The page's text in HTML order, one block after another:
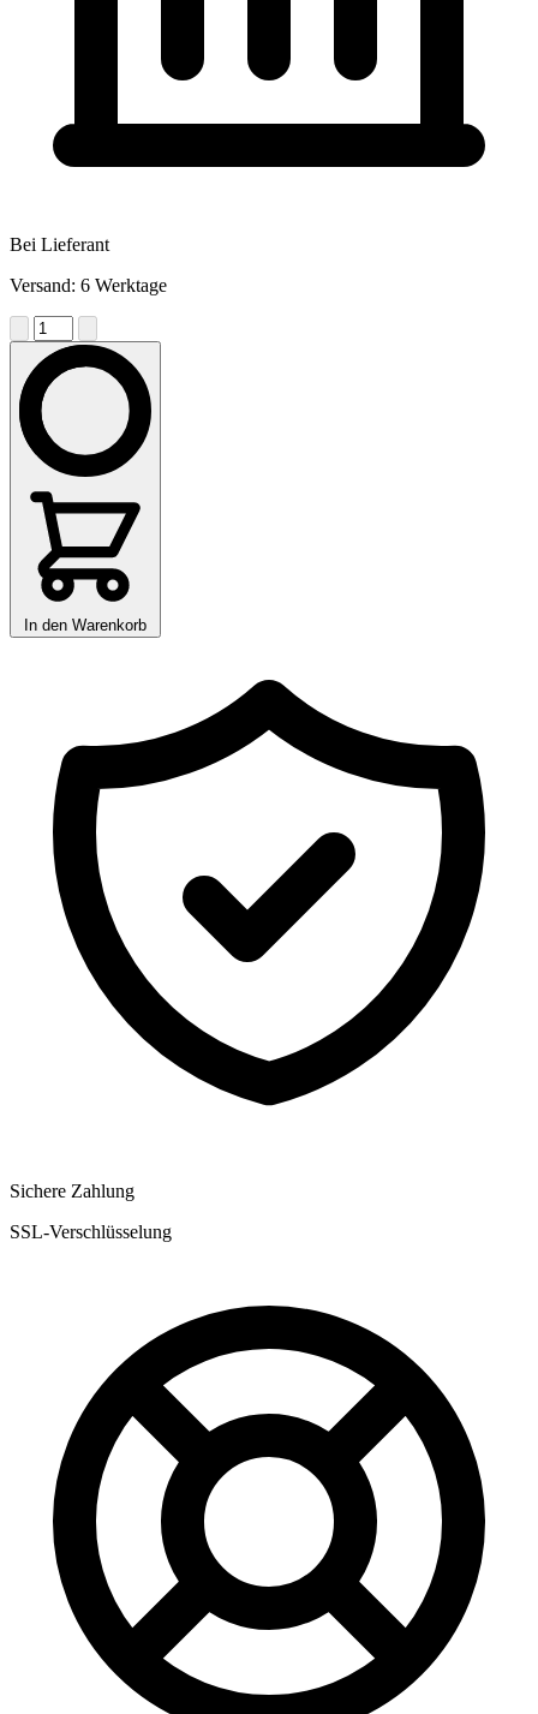
Bei Lieferant
Versand: 6 Werktage
In den Warenkorb
Sichere Zahlung
SSL-Verschlüsselung